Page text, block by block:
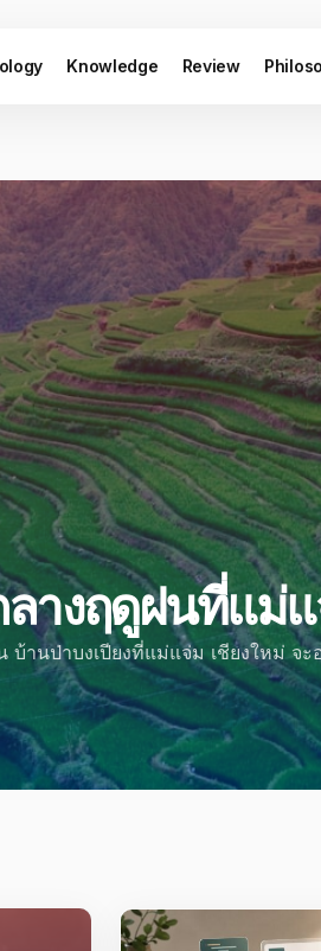
Knowledge Review
ดูฝนที่แม่แจ่ม
ยงที่แม่แจ่ม เชียงใหม่ จะอยู่ในลิสต์